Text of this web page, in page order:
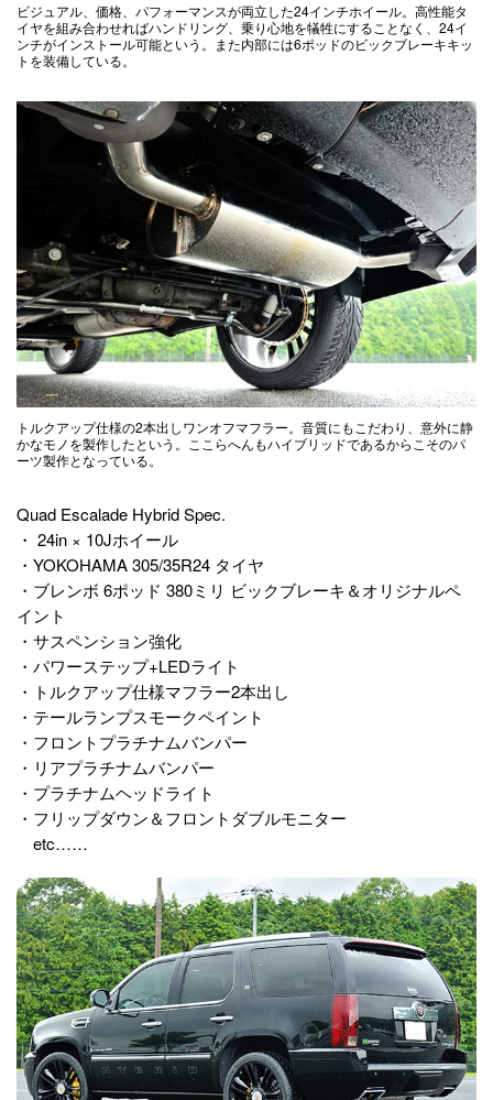
ビジュアル、価格、パフォーマンスが両立した24インチホイール。高性能タ
イヤを組み合わせればハンドリング、乗り心地を犠牲にすることなく、24イ
ンチがインストール可能という。また内部には6ポッドのビックブレーキキッ
トを装備している。
トルクアップ仕様の2本出しワンオフマフラー。音質にもこだわり、意外に静
かなモノを製作したという。ここらへんもハイブリッドであるからこそのパ
ーツ製作となっている。
Quad Escalade Hybrid Spec.
・ 24in × 10Jホイール
・YOKOHAMA 305/35R24 タイヤ
・ブレンボ 6ポッド 380ミリ ビックブレーキ＆オリジナルペ
イント
・サスペンション強化
・パワーステップ+LEDライト
・トルクアップ仕様マフラー2本出し
・テールランプスモークペイント
・フロントプラチナムバンパー
・リアプラチナムバンパー
・プラチナムヘッドライト
・フリップダウン＆フロントダブルモニター
etc……